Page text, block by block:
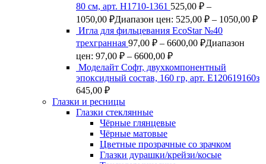
80 см, арт. Н1710-1361 525,00 ₽ –
1050,00 ₽Диапазон цен: 525,00 ₽ – 1050,00 ₽
Игла для фильцевания EcoStar №40
трехгранная 97,00 ₽ – 6600,00 ₽Диапазон
цен: 97,00 ₽ – 6600,00 ₽
Моделайт Софт, двухкомпонентный
эпоксидный состав, 160 гр, арт. Е120619160з
645,00 ₽
Глазки и ресницы
Глазки стеклянные
Чёрные глянцевые
Чёрные матовые
Цветные прозрачные со зрачком
Глазки дурашки/крейзи/косые